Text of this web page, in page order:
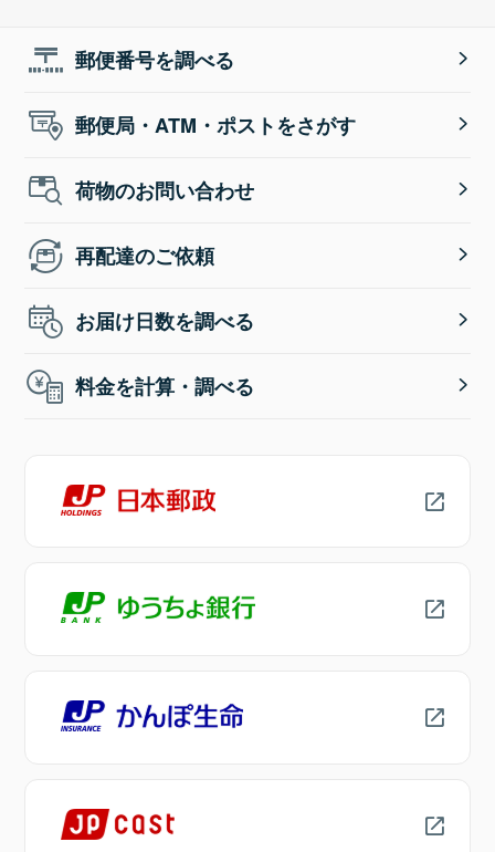
郵便番号を調べる
郵便局・ATM・ポストをさがす
荷物のお問い合わせ
再配達のご依頼
お届け日数を調べる
料金を計算・調べる